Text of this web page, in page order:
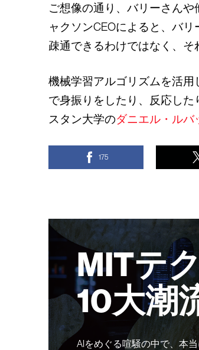
ご想像の通り、バリーさん
ャクソンCEOによると、バ
疎通できるわけではなく、そ
機械学習アルゴリズムを活
で身振りをしたり、反応し
スタン大学のダニエル・ルバ
175
MITテ
10大潮
AIをめぐる喧騒の中で、本